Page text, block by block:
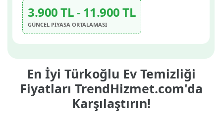
En İyi Türkoğlu Ev Temizliği
Fiyatları TrendHizmet.com'da
Karşılaştırın!
3.900 TL - 11.900 TL
GÜNCEL PİYASA ORTALAMASI